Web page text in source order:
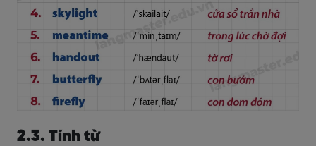
2.3. Tính từ